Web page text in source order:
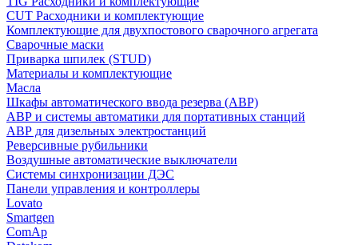
CUT Расходники и комплектующие
Комплектующие для двухпостового сварочного агрегата
Сварочные маски
Приварка шпилек (STUD)
Материалы и комплектующие
Масла
Шкафы автоматического ввода резерва (АВР)
АВР и системы автоматики для портативных станций
АВР для дизельных электростанций
Реверсивные рубильники
Воздушные автоматические выключатели
Системы синхронизации ДЭС
Панели управления и контроллеры
Lovato
Smartgen
ComAp